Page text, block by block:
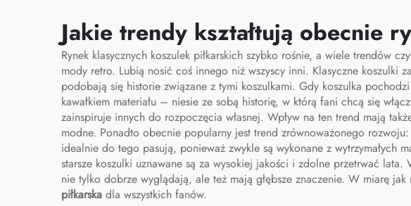
koszulki piłkarskie
stroje
Jakie trendy kształtują obecnie
Rynek klasycznych koszulek piłkarskich szybko rośnie, a wiele trendów
mody retro. Lubią nosić coś innego niż wszyscy inni. Klasyczne
podobają się historie związane z tymi koszulkami. Gdy koszulka
kawałkiem materiału – niesie ze sobą historię, w którą fani chcą się
zainspiruje innych do rozpoczęcia własnej. Wpływ na ten trend mają
modne. Ponadto obecnie popularny jest trend zrównoważonego
idealnie do tego pasują, ponieważ zwykle są wykonane z wytrzymałych
starsze koszulki uznawane są za wysokiej jakości i zdolne przetrwać
nie tylko dobrze wyglądają, ale też mają głębsze znaczenie. W miarę
piłkarska dla wszystkich fanów.